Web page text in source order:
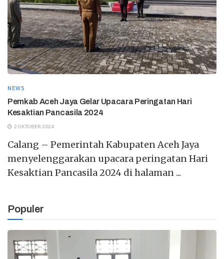
NEWS
Pemkab Aceh Jaya Gelar Upacara Peringatan Hari
Kesaktian Pancasila 2024
2 OKTOBER 2024
Calang – Pemerintah Kabupaten Aceh Jaya
menyelenggarakan upacara peringatan Hari
Kesaktian Pancasila 2024 di halaman ...
Populer